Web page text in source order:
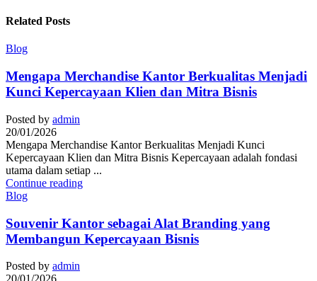
Related Posts
Blog
Mengapa Merchandise Kantor Berkualitas Menjadi
Kunci Kepercayaan Klien dan Mitra Bisnis
Posted by admin
20/01/2026
Mengapa Merchandise Kantor Berkualitas Menjadi Kunci
Kepercayaan Klien dan Mitra Bisnis Kepercayaan adalah fondasi
utama dalam setiap ...
Continue reading
Blog
Souvenir Kantor sebagai Alat Branding yang
Membangun Kepercayaan Bisnis
Posted by admin